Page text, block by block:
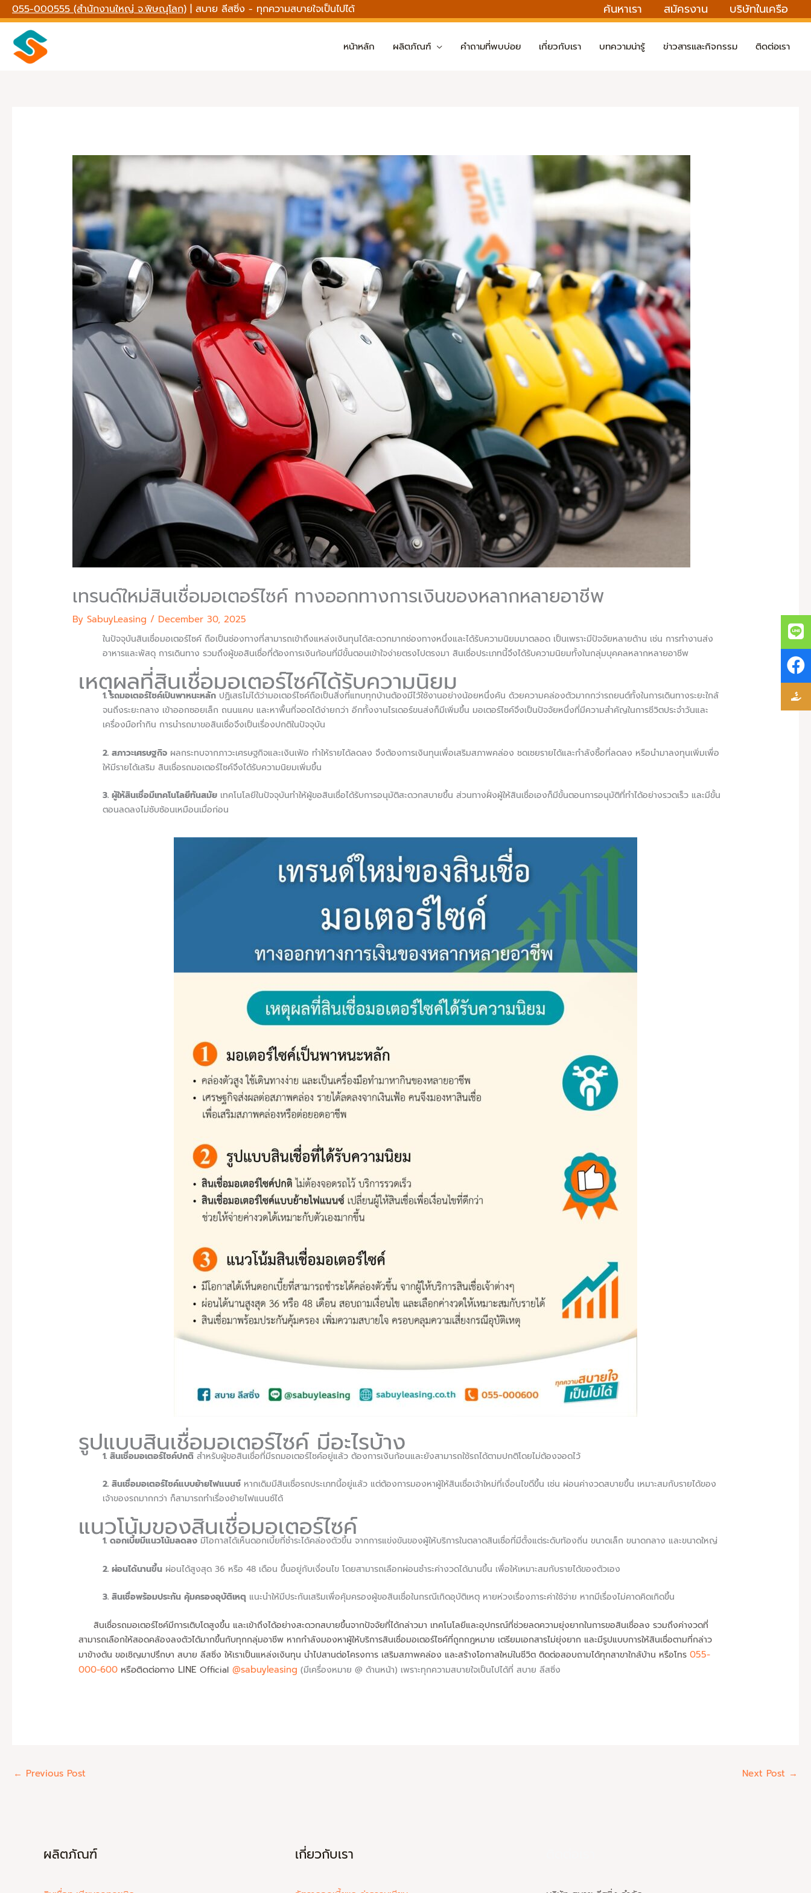
Skip
to
content
055-000555 (สำนักงานใหญ่ จ.พิษณุโลก) | สบาย ลีสซิ่ง - ทุกความสบายใจเป็นไปได้ ค้นหาเรา สมัครงาน บริษัทในเครือ
หน้าหลัก ผลิตภัณฑ์ คำถามที่พบบ่อย เกี่ยวกับเรา บทความน่ารู้ ข่าวสารและกิจกรรม ติดต่อเรา
เทรนด์ใหม่สินเชื่อมอเตอร์ไซค์ ทางออกทางการเงินของหลากหลายอาชีพ
By SabuyLeasing / December 30, 2025
ในปัจจุบันสินเชื่อมอเตอร์ไซค์ ถือเป็นช่องทางที่สามารถเข้าถึงแหล่งเงินทุนได้สะดวกมากช่องทางหนึ่งและได้รับความนิยมมาตลอด เป็นเพราะมีปัจจัยหลายด้าน เช่น การทำงานส่ง
อาหารและพัสดุ การเดินทาง รวมถึงผู้ขอสินเชื่อที่ต้องการเงินก้อนที่มีขั้นตอนเข้าใจง่ายตรงไปตรงมา สินเชื่อประเภทนี้จึงได้รับความนิยมทั้งในกลุ่มบุคคลหลากหลายอาชีพ
เหตุผลที่สินเชื่อมอเตอร์ไซค์ได้รับความนิยม
1. รถมอเตอร์ไซค์เป็นพาหนะหลัก ปฏิเสธไม่ได้ว่ามอเตอร์ไซค์ถือเป็นสิ่งที่แทบทุกบ้านต้องมีไว้ใช้งานอย่างน้อยหนึ่งคัน ด้วยความคล่องตัวมากกว่ารถยนต์ทั้งในการเดินทางระยะใกล้
จนถึงระยะกลาง เข้าออกซอยเล็ก ถนนแคบ และหาพื้นที่จอดได้ง่ายกว่า อีกทั้งงานไรเดอร์ขนส่งก็มีเพิ่มขึ้น มอเตอร์ไซค์จึงเป็นปัจจัยหนึ่งที่มีความสำคัญในการชีวิตประจำวันและ
เครื่องมือทำกิน การนำรถมาขอสินเชื่อจึงเป็นเรื่องปกติในปัจจุบัน
2. สภาวะเศรษฐกิจ ผลกระทบจากภาวะเศรษฐกิจและเงินเฟ้อ ทำให้รายได้ลดลง จึงต้องการเงินทุนเพื่อเสริมสภาพคล่อง ชดเชยรายได้และกำลังซื้อที่ลดลง หรือนำมาลงทุนเพิ่มเพื่อ
ให้มีรายได้เสริม สินเชื่อรถมอเตอร์ไซค์จึงได้รับความนิยมเพิ่มขึ้น
3. ผู้ให้สินเชื่อมีเทคโนโลยีทันสมัย เทคโนโลยีในปัจจุบันทำให้ผู้ขอสินเชื่อได้รับการอนุมัติสะดวกสบายขึ้น ส่วนทางฝั่งผู้ให้สินเชื่อเองก็มีขั้นตอนการอนุมัติที่ทำได้อย่างรวดเร็ว และมีขั้น
ตอนลดลงไม่ซับซ้อนเหมือนเมื่อก่อน
รูปแบบสินเชื่อมอเตอร์ไซค์ มีอะไรบ้าง
1. สินเชื่อมอเตอร์ไซค์ปกติ สำหรับผู้ขอสินเชื่อที่มีรถมอเตอร์ไซค์อยู่แล้ว ต้องการเงินก้อนและยังสามารถใช้รถได้ตามปกติโดยไม่ต้องจอดไว้
2. สินเชื่อมอเตอร์ไซค์แบบย้ายไฟแนนซ์ หากเดิมมีสินเชื่อรถประเภทนี้อยู่แล้ว แต่ต้องการมองหาผู้ให้สินเชื่อเจ้าใหม่ที่เงื่อนไขดีขึ้น เช่น ผ่อนค่างวดสบายขึ้น เหมาะสมกับรายได้ของ
เจ้าของรถมากกว่า ก็สามารถทำเรื่องย้ายไฟแนนซ์ได้
แนวโน้มของสินเชื่อมอเตอร์ไซค์
1. ดอกเบี้ยมีแนวโน้มลดลง มีโอกาสได้เห็นดอกเบี้ยที่ชำระได้คล่องตัวขึ้น จากการแข่งขันของผู้ให้บริการในตลาดสินเชื่อที่มีตั้งแต่ระดับท้องถิ่น ขนาดเล็ก ขนาดกลาง และขนาดใหญ่
2. ผ่อนได้นานขึ้น ผ่อนได้สูงสุด 36 หรือ 48 เดือน ขึ้นอยู่กับเงื่อนไข โดยสามารถเลือกผ่อนชำระค่างวดได้นานขึ้น เพื่อให้เหมาะสมกับรายได้ของตัวเอง
3. สินเชื่อพร้อมประกัน คุ้มครองอุบัติเหตุ แนะนำให้มีประกันเสริมเพื่อคุ้มครองผู้ขอสินเชื่อในกรณีเกิดอุบัติเหตุ หายห่วงเรื่องภาระค่าใช้จ่าย หากมีเรื่องไม่คาดคิดเกิดขึ้น
สินเชื่อรถมอเตอร์ไซค์มีการเติบโตสูงขึ้น และเข้าถึงได้อย่างสะดวกสบายขึ้นจากปัจจัยที่ได้กล่าวมา เทคโนโลยีและอุปกรณ์ที่ช่วยลดความยุ่งยากในการขอสินเชื่อลง รวมถึงค่างวดที่
สามารถเลือกให้สอดคล้องลงตัวได้มากขึ้นกับทุกกลุ่มอาชีพ หากกำลังมองหาผู้ให้บริการสินเชื่อมอเตอร์ไซค์ที่ถูกกฎหมาย เตรียมเอกสารไม่ยุ่งยาก และมีรูปแบบการให้สินเชื่อตามที่กล่าว
มาข้างต้น ขอเชิญมาปรึกษา สบาย ลีสซิ่ง ให้เราเป็นแหล่งเงินทุน นำไปสานต่อโครงการ เสริมสภาพคล่อง และสร้างโอกาสใหม่ในชีวิต ติดต่อสอบถามได้ทุกสาขาใกล้บ้าน หรือโทร055-
000-600 หรือติดต่อทาง LINE Official @sabuyleasing (มีเครื่องหมาย @ ด้านหน้า) เพราะทุกความสบายใจเป็นไปได้ที่ สบาย ลีสซิ่ง
← Previous Post Next Post →
ผลิตภัณฑ์ เกี่ยวกับเรา